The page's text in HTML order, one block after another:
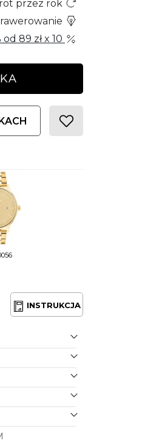
przez rok
od 89 złx 10
INSTRUKCJA